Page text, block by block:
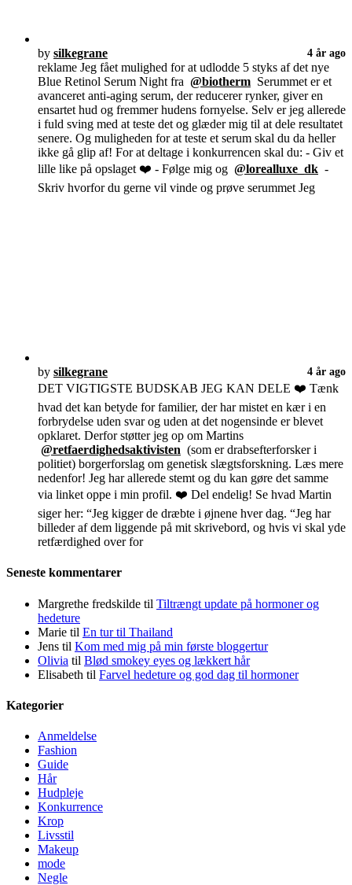
by silkegrane 4 år ago
reklame Jeg fået mulighed for at udlodde 5 styks af det nye
Blue Retinol Serum Night fra @biotherm Serummet er et
avanceret anti-aging serum, der reducerer rynker, giver en
ensartet hud og fremmer hudens fornyelse. Selv er jeg allerede
i fuld sving med at teste det og glæder mig til at dele resultatet
senere. Og muligheden for at teste et serum skal du da heller
ikke gå glip af! For at deltage i konkurrencen skal du: - Giv et
lille like på opslaget ❤️ - Følge mig og @lorealluxe_dk -
Skriv hvorfor du gerne vil vinde og prøve serummet Jeg
by silkegrane 4 år ago
DET VIGTIGSTE BUDSKAB JEG KAN DELE ❤️ Tænk
hvad det kan betyde for familier, der har mistet en kær i en
forbrydelse uden svar og uden at det nogensinde er blevet
opklaret. Derfor støtter jeg op om Martins
@retfaerdighedsaktivisten (som er drabsefterforsker i
politiet) borgerforslag om genetisk slægtsforskning. Læs mere
nedenfor! Jeg har allerede stemt og du kan gøre det samme
via linket oppe i min profil. ❤️ Del endelig! Se hvad Martin
siger her: “Jeg kigger de dræbte i øjnene hver dag. “Jeg har
billeder af dem liggende på mit skrivebord, og hvis vi skal yde
retfærdighed over for
Seneste kommentarer
Margrethe fredskilde til Tiltrængt update på hormoner og
hedeture
Marie til En tur til Thailand
Jens til Kom med mig på min første bloggertur
Olivia til Blød smokey eyes og lækkert hår
Elisabeth til Farvel hedeture og god dag til hormoner
Kategorier
Anmeldelse
Fashion
Guide
Hår
Hudpleje
Konkurrence
Krop
Livsstil
Makeup
mode
Negle